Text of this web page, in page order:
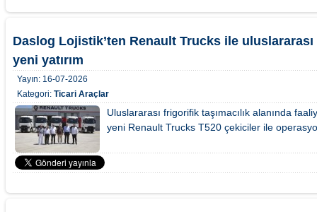
Daslog Lojistik’ten Renault Trucks ile uluslararası
yeni yatırım
Yayın: 16-07-2026
Kategori: Ticari Araçlar
Uluslararası frigorifik taşımacılık alanında
yeni Renault Trucks T520 çekiciler ile